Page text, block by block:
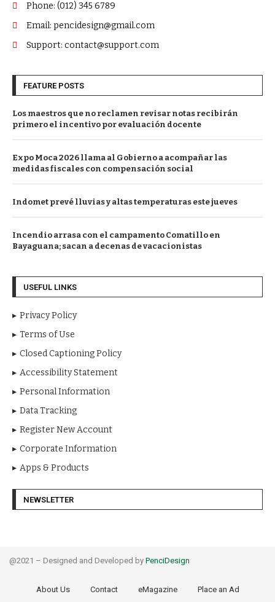
Phone: (012) 345 6789
Email: pencidesign@gmail.com
Support: contact@support.com
FEATURE POSTS
Los maestros que no reclamen revisar notas recibirán
primero el incentivo por evaluación docente
Expo Moca 2026 llama al Gobierno a acompañar las
medidas fiscales con compensación social
Indomet prevé lluvias y altas temperaturas este jueves
Incendio arrasa con el campamento Comatillo en
Bayaguana; sacan a decenas de vacacionistas
USEFUL LINKS
Privacy Policy
Terms of Use
Closed Captioning Policy
Accessibility Statement
Personal Information
Data Tracking
Register New Account
Corporate Information
Apps & Products
NEWSLETTER
@2021 – Designed and Developed by PenciDesign
About Us Contact eMagazine Place an Ad